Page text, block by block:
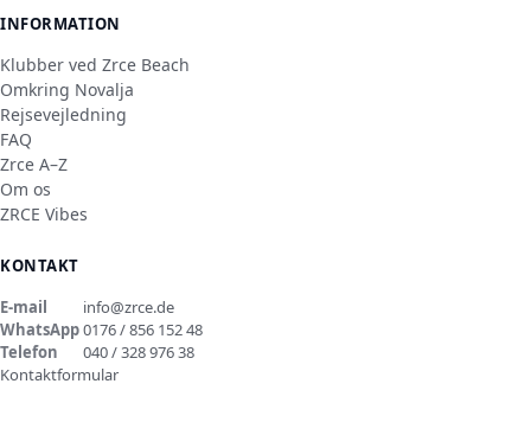
INFORMATION
Klubber ved Zrce Beach
Omkring Novalja
Rejsevejledning
FAQ
Zrce A–Z
Om os
ZRCE Vibes
KONTAKT
E-mail
info@zrce.de
WhatsApp0176 / 856 152 48
Telefon
040 / 328 976 38
Kontaktformular